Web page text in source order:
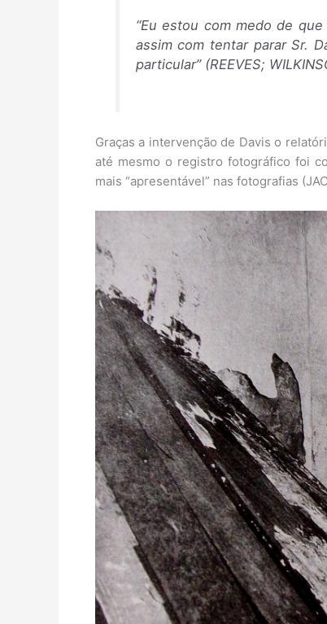
“Eu estou com medo de
assim com tentar parar Sr.
particular” (REEVES;
Graças a intervenção de Davis o
até mesmo o registro fotográfico foi
mais “apresentável” nas fotografias